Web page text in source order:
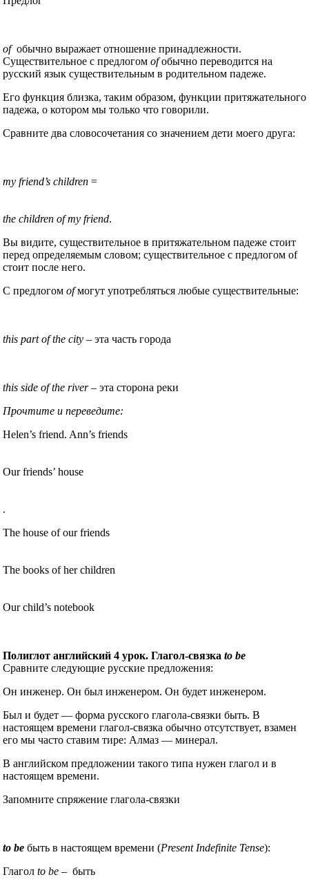
ofобычно выражает отношение принадлежности.
Существительное с предлогомofобычно переводится на
русский язык существительным в родительном падеже.
Его функция близка, таким образом, функции притяжательного
падежа, о котором мы только что говорили.
Сравните два словосочетания со значением дети моего друга:
my friend’s children =
the children of my friend.
Вы видите, существительное в притяжательном падеже стоит
перед определяемым словом; существительное с предлогом of
стоит после него.
С предлогомofмогут употребляться любые существительные:
this part of the city – эта часть города
this side of the river– эта сторона реки
Прочтите и переведите:
Helen’s friend. Ann’s friends
Our friends’ house
.
The house of our friends
The books of her children
Our child’s notebook
Полиглот английский 4 урок. Глагол-связкаto be
Сравните следующие русские предложения:
Он инженер. Он был инженером. Он будет инженером.
Был и будет — форма русского глагола-связки быть. В
настоящем времени глагол-связка обычно отсутствует, взамен
его мы часто ставим тире: Алмаз — минерал.
В английском предложении такого типа нужен глагол и в
настоящем времени.
Запомните спряжение глагола-связки
to be быть в настоящем времени (Present Indefinite Tense):
Глагол to be – быть